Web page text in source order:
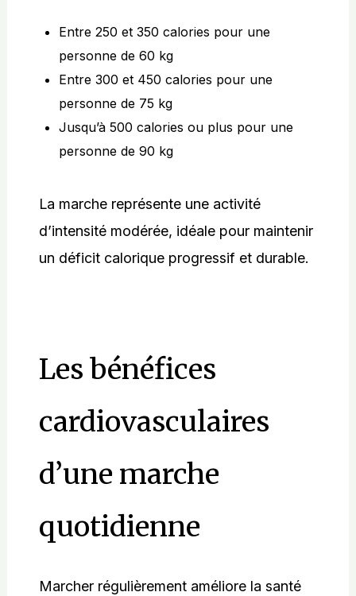
Entre 250 et 350 calories pour une
personne de 60 kg
Entre 300 et 450 calories pour une
personne de 75 kg
Jusqu’à 500 calories ou plus pour une
personne de 90 kg
La marche représente une activité
d’intensité modérée, idéale pour maintenir
un déficit calorique progressif et durable.
Les bénéfices
cardiovasculaires
d’une marche
quotidienne
Marcher régulièrement améliore la santé